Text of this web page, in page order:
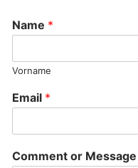
Name *
Vorname
Email *
Comment or Message